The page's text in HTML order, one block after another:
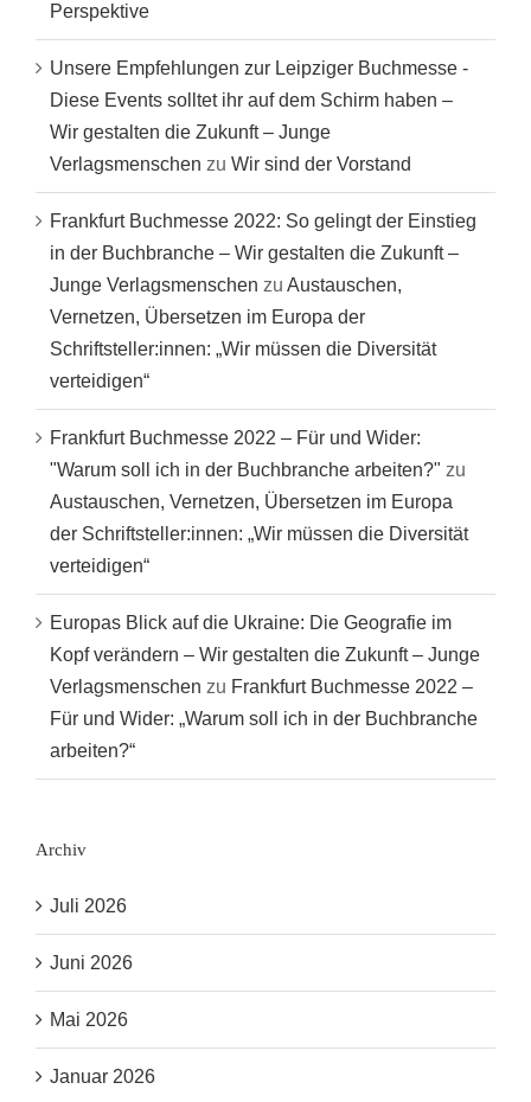
Perspektive
Unsere Empfehlungen zur Leipziger Buchmesse -
Diese Events solltet ihr auf dem Schirm haben –
Wir gestalten die Zukunft – Junge
Verlagsmenschen zu Wir sind der Vorstand
Frankfurt Buchmesse 2022: So gelingt der Einstieg
in der Buchbranche – Wir gestalten die Zukunft –
Junge Verlagsmenschen zu Austauschen,
Vernetzen, Übersetzen im Europa der
Schriftsteller:innen: „Wir müssen die Diversität
verteidigen“
Frankfurt Buchmesse 2022 – Für und Wider:
"Warum soll ich in der Buchbranche arbeiten?" zu
Austauschen, Vernetzen, Übersetzen im Europa
der Schriftsteller:innen: „Wir müssen die Diversität
verteidigen“
Europas Blick auf die Ukraine: Die Geografie im
Kopf verändern – Wir gestalten die Zukunft – Junge
Verlagsmenschen zu Frankfurt Buchmesse 2022 –
Für und Wider: „Warum soll ich in der Buchbranche
arbeiten?“
Archiv
Juli 2026
Juni 2026
Mai 2026
Januar 2026